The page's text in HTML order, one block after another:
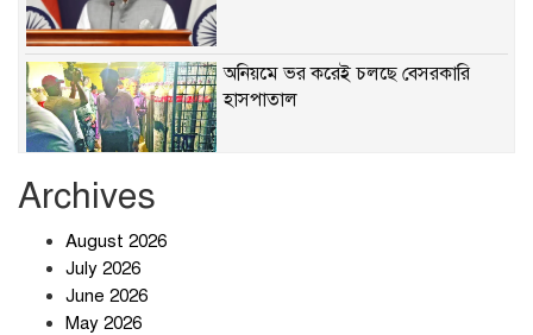
অনিয়মে ভর করেই চলছে বেসরকারি
হাসপাতাল
Archives
August 2026
July 2026
June 2026
May 2026